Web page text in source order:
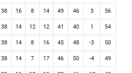
38 16 8 14 49 46 3 56
38 14 12 12 41 40 1 54
38 14 8 16 45 48 -3 50
38 14 7 17 46 50 -4 49